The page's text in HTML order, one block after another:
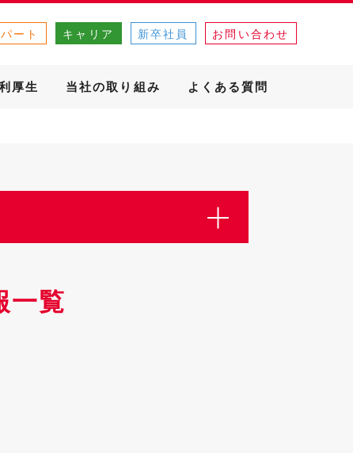
ート キャリア 新卒社員 お問い合わせ
厚生 当社の取り組み よくある質問
一覧